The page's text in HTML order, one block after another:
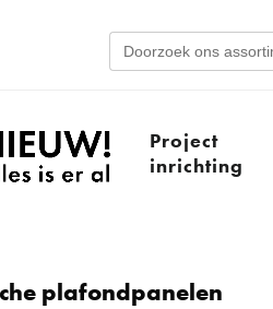
Search
for:
Project
inrichting
plafondpanelen